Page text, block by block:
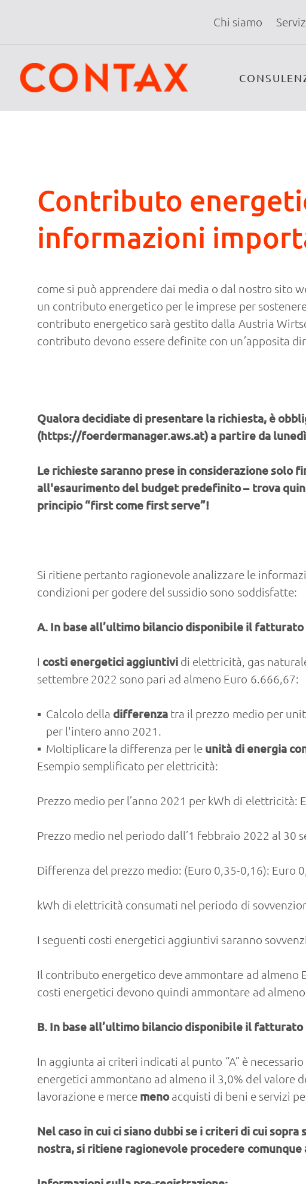
Chi siamo
Contributo
informazioni
come si può apprendere dai media o dal nostro sito
un contributo energetico per le imprese per
contributo energetico sarà gestito dalla Austria
contributo devono essere definite con un’apposita
Qualora decidiate di presentare la richiesta, è
(https://foerdermanager.aws.at) a partire da
Le richieste saranno prese in considerazione solo
all'esaurimento del budget predefinito – trova
principio “first come first serve”!
Si ritiene pertanto ragionevole analizzare le
condizioni per godere del sussidio sono soddisfatte:
A. In base all’ultimo bilancio disponibile il
I costi energetici aggiuntivi di elettricità, gas
settembre 2022 sono pari ad almeno Euro 6.666,67:
Calcolo della differenza tra il prezzo medio per
per l'intero anno 2021.
Moltiplicare la differenza per le unità di energia
Esempio semplificato per elettricità:
Prezzo medio per l’anno 2021 per kWh di elettricità:
Prezzo medio nel periodo dall’1 febbraio 2022 al
Differenza del prezzo medio: (Euro 0,35-0,16): Euro
kWh di elettricità consumati nel periodo di
I seguenti costi energetici aggiuntivi saranno
Il contributo energetico deve ammontare ad almeno
costi energetici devono quindi ammontare ad
B. In base all’ultimo bilancio disponibile il
In aggiunta ai criteri indicati al punto “A” è
energetici ammontano ad almeno il 3,0% del
lavorazione e merce menoacquisti di beni e servizi
Nel caso in cui ci siano dubbi se i criteri di cui
nostra, si ritiene ragionevole procedere